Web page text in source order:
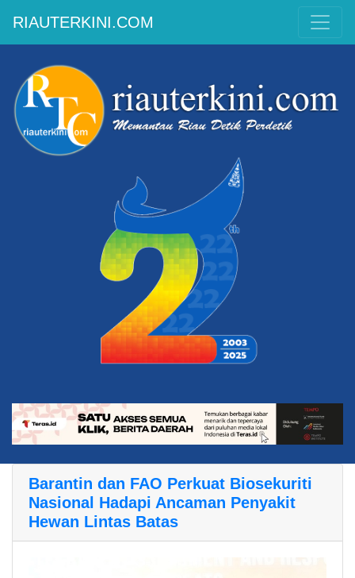
RIAUTERKINI.COM
Barantin dan FAO Perkuat Biosekuriti
Nasional Hadapi Ancaman Penyakit
Hewan Lintas Batas